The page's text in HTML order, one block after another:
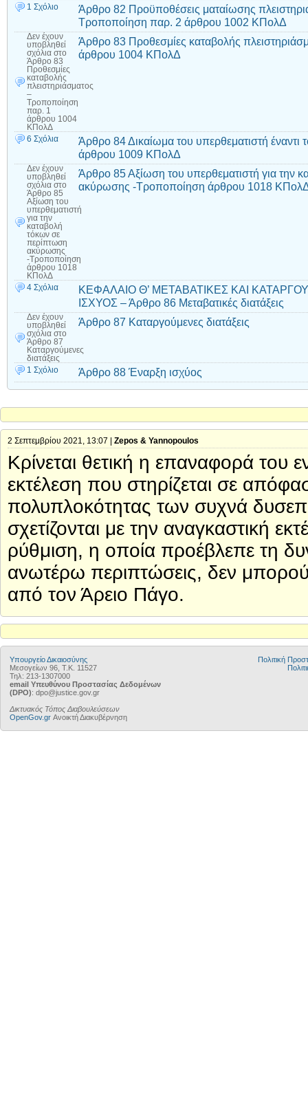
1 Σχόλιο
Άρθρο 82 Προϋποθέσεις ματαίωσης
Τροποποίηση παρ. 2 άρθρου 1002 ΚΠολΔ
Δεν έχουν
υποβληθεί
σχόλια στο
Άρθρο 83
Προθεσμίες
καταβολής
πλειστηριάσματος
–
Τροποποίηση
παρ. 1
άρθρου 1004
ΚΠολΔ
Άρθρο 83 Προθεσμίες καταβολής
άρθρου 1004 ΚΠολΔ
6 Σχόλια
Άρθρο 84 Δικαίωμα του υπερθεματιστή
άρθρου 1009 ΚΠολΔ
Δεν έχουν
υποβληθεί
σχόλια στο
Άρθρο 85
Αξίωση του
υπερθεματιστή
για την
καταβολή
τόκων σε
περίπτωση
ακύρωσης
-Τροποποίηση
άρθρου 1018
ΚΠολΔ
Άρθρο 85 Αξίωση του υπερθεματιστή για την
ακύρωσης -Τροποποίηση άρθρου 1018
4 Σχόλια
ΚΕΦΑΛΑΙΟ Θ’ ΜΕΤΑΒΑΤΙΚΕΣ ΚΑΙ
ΙΣΧΥΟΣ – Άρθρο 86 Μεταβατικές διατάξεις
Δεν έχουν
υποβληθεί
σχόλια στο
Άρθρο 87
Καταργούμενες
διατάξεις
Άρθρο 87 Καταργούμενες διατάξεις
1 Σχόλιο Άρθρο 88 Έναρξη ισχύος
2 Σεπτεμβρίου 2021, 13:07 | Zepos & Yannopoulos
Κρίνεται θετική η επαναφορά του
εκτέλεση που στηρίζεται σε
πολυπλοκότητας των συχνά
σχετίζονται με την αναγκαστική
ρύθμιση, η οποία προέβλεπε τη
ανωτέρω περιπτώσεις, δεν
από τον Άρειο Πάγο.
Υπουργείο Δικαιοσύνης
Μεσογείων 96, Τ.Κ. 11527
Τηλ: 213-1307000
email Υπευθύνου Προστασίας Δεδομένων
(DPO): dpo@justice.gov.gr
Δικτυακός Τόπος Διαβουλεύσεων
OpenGov.gr Ανοικτή Διακυβέρνηση
Πολιτική